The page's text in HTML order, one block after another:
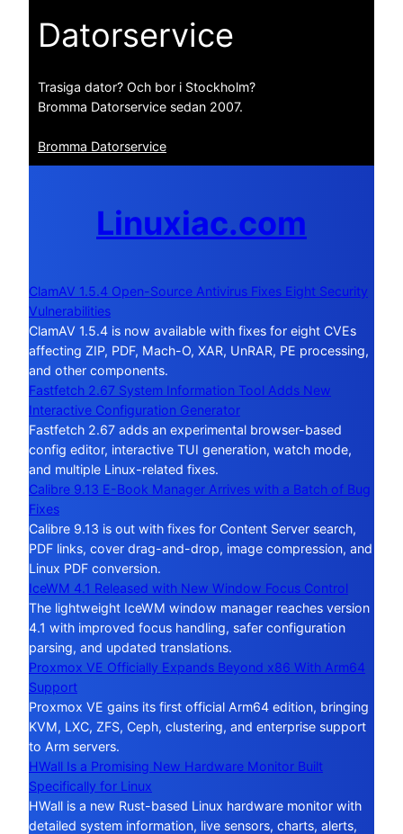
Datorservice
Trasiga dator? Och bor i Stockholm?
Bromma Datorservice sedan 2007.
Bromma Datorservice
Linuxiac.com
ClamAV 1.5.4 Open-Source Antivirus Fixes Eight Security
Vulnerabilities
ClamAV 1.5.4 is now available with fixes for eight CVEs
affecting ZIP, PDF, Mach-O, XAR, UnRAR, PE processing,
and other components.
Fastfetch 2.67 System Information Tool Adds New
Interactive Configuration Generator
Fastfetch 2.67 adds an experimental browser-based
config editor, interactive TUI generation, watch mode,
and multiple Linux-related fixes.
Calibre 9.13 E-Book Manager Arrives with a Batch of Bug
Fixes
Calibre 9.13 is out with fixes for Content Server search,
PDF links, cover drag-and-drop, image compression, and
Linux PDF conversion.
IceWM 4.1 Released with New Window Focus Control
The lightweight IceWM window manager reaches version
4.1 with improved focus handling, safer configuration
parsing, and updated translations.
Proxmox VE Officially Expands Beyond x86 With Arm64
Support
Proxmox VE gains its first official Arm64 edition, bringing
KVM, LXC, ZFS, Ceph, clustering, and enterprise support
to Arm servers.
HWall Is a Promising New Hardware Monitor Built
Specifically for Linux
HWall is a new Rust-based Linux hardware monitor with
detailed system information, live sensors, charts, alerts,